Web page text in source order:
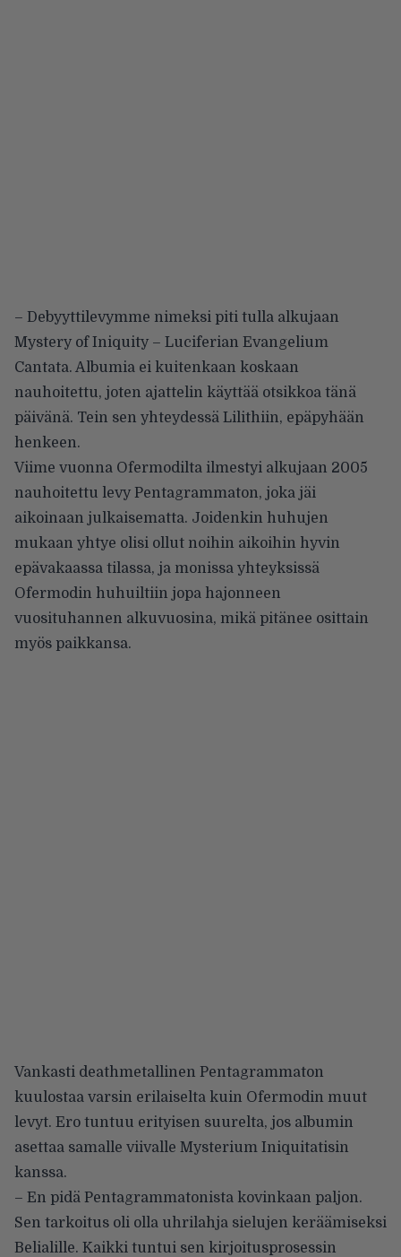
– Debyyttilevymme nimeksi piti tulla alkujaan
Mystery of Iniquity – Luciferian Evangelium
Cantata. Albumia ei kuitenkaan koskaan
nauhoitettu, joten ajattelin käyttää otsikkoa tänä
päivänä. Tein sen yhteydessä Lilithiin, epäpyhään
henkeen.
Viime vuonna Ofermodilta ilmestyi alkujaan 2005
nauhoitettu levy Pentagrammaton, joka jäi
aikoinaan julkaisematta. Joidenkin huhujen
mukaan yhtye olisi ollut noihin aikoihin hyvin
epävakaassa tilassa, ja monissa yhteyksissä
Ofermodin huhuiltiin jopa hajonneen
vuosituhannen alkuvuosina, mikä pitänee osittain
myös paikkansa.
Vankasti deathmetallinen Pentagrammaton
kuulostaa varsin erilaiselta kuin Ofermodin muut
levyt. Ero tuntuu erityisen suurelta, jos albumin
asettaa samalle viivalle Mysterium Iniquitatisin
kanssa.
– En pidä Pentagrammatonista kovinkaan paljon.
Sen tarkoitus oli olla uhrilahja sielujen keräämiseksi
Belialille. Kaikki tuntui sen kirjoitusprosessin